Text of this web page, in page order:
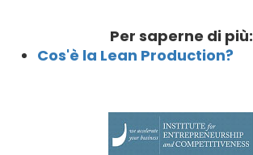
Per saperne di più:
Cos'è la Lean Production?